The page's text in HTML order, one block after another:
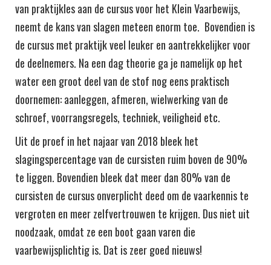
van praktijkles aan de cursus voor het Klein Vaarbewijs,
neemt de kans van slagen meteen enorm toe. Bovendien is
de cursus met praktijk veel leuker en aantrekkelijker voor
de deelnemers. Na een dag theorie ga je namelijk op het
water een groot deel van de stof nog eens praktisch
doornemen: aanleggen, afmeren, wielwerking van de
schroef, voorrangsregels, techniek, veiligheid etc.
Uit de proef in het najaar van 2018 bleek het
slagingspercentage van de cursisten ruim boven de 90%
te liggen. Bovendien bleek dat meer dan 80% van de
cursisten de cursus onverplicht deed om de vaarkennis te
vergroten en meer zelfvertrouwen te krijgen. Dus niet uit
noodzaak, omdat ze een boot gaan varen die
vaarbewijsplichtig is. Dat is zeer goed nieuws!